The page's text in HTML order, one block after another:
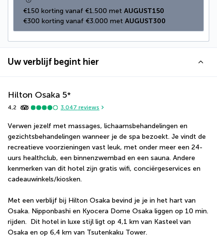
€150 korting vanaf €1.500 met AUGUST150
€300 korting vanaf €3.000 met AUGUST300
Uw verblijf begint hier
Hilton Osaka 5*
4,2 3.047 reviews
Verwen jezelf met massages, lichaamsbehandelingen en
gezichtsbehandelingen wanneer je de spa bezoekt. Je vindt de
recreatieve voorzieningen vast leuk, met onder meer een 24-
uurs healthclub, een binnenzwembad en een sauna. Andere
kenmerken van dit hotel zijn gratis wifi, conciërgeservices en
cadeauwinkels/kiosken.
Met een verblijf bij Hilton Osaka bevind je je in het hart van
Osaka. Nipponbashi en Kyocera Dome Osaka liggen op 10 min.
rijden.  Dit hotel in luxe stijl ligt op 4,1 km van Kasteel van
Osaka en op 6,4 km van Tsutenkaku Tower.